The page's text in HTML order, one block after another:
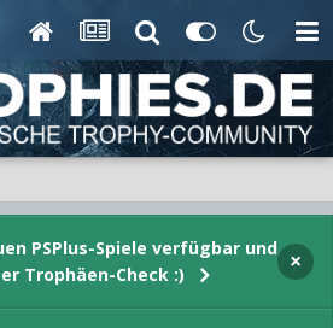
PSPlus-Spiele verfügbar und
Trophäen-Check :)
×